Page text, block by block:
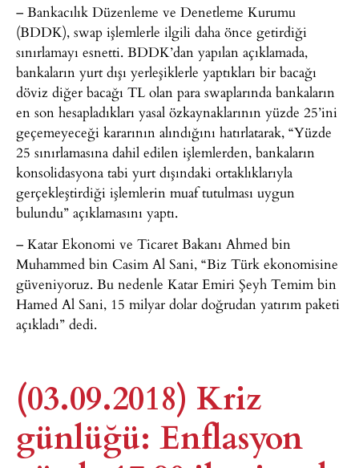
– Bankacılık Düzenleme ve Denetleme Kurumu
(BDDK), swap işlemlerle ilgili daha önce getirdiği
sınırlamayı esnetti. BDDK’dan yapılan açıklamada,
bankaların yurt dışı yerleşiklerle yaptıkları bir bacağı
döviz diğer bacağı TL olan para swaplarında bankaların
en son hesapladıkları yasal özkaynaklarının yüzde 25’ini
geçemeyeceği kararının alındığını hatırlatarak, “Yüzde
25 sınırlamasına dahil edilen işlemlerden, bankaların
konsolidasyona tabi yurt dışındaki ortaklıklarıyla
gerçekleştirdiği işlemlerin muaf tutulması uygun
bulundu” açıklamasını yaptı.
– Katar Ekonomi ve Ticaret Bakanı Ahmed bin
Muhammed bin Casim Al Sani, “Biz Türk ekonomisine
güveniyoruz. Bu nedenle Katar Emiri Şeyh Temim bin
Hamed Al Sani, 15 milyar dolar doğrudan yatırım paketi
açıkladı” dedi.
(03.09.2018) Kriz
günlüğü: Enflasyon